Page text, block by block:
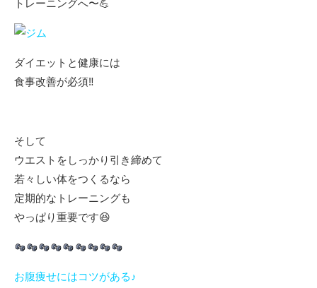
トレーニングへ〜💪
ダイエットと健康には
食事改善が必須‼️
そして
ウエストをしっかり引き締めて
若々しい体をつくるなら
定期的なトレーニングも
やっぱり重要です😆
お腹痩せにはコツがある♪